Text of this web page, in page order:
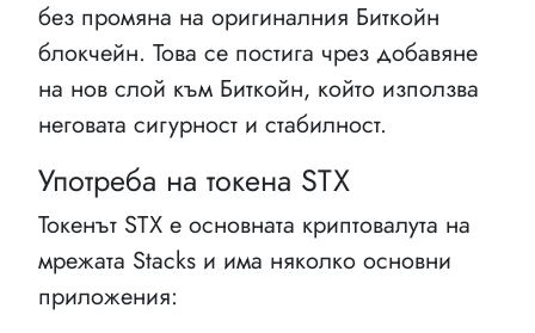
без промяна на оригиналния Биткойн
блокчейн. Това се постига чрез добавяне
на нов слой към Биткойн, който използва
неговата сигурност и стабилност.
Употреба на токена STX
Токенът STX е основната криптовалута на
мрежата Stacks и има няколко основни
приложения: